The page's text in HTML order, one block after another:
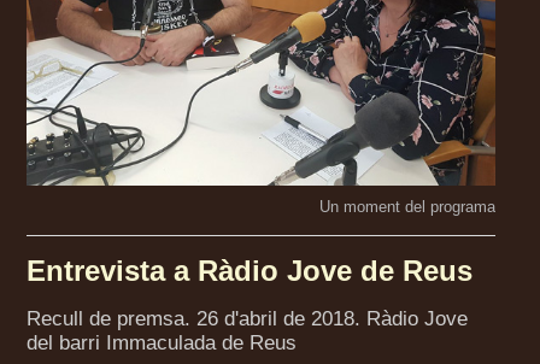
Un moment del programa
Entrevista a Ràdio Jove de Reus
Recull de premsa. 26 d'abril de 2018. Ràdio Jove
del barri Immaculada de Reus